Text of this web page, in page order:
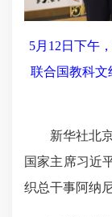
5月12日下午
联合国教科文
新华社北京5
国家主席习近
织总干事阿纳尼